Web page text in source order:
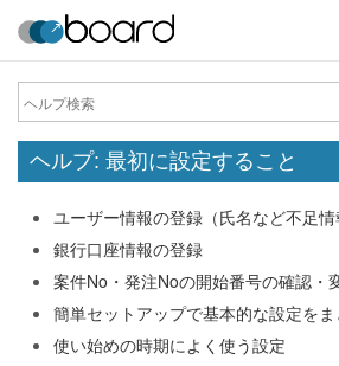
ヘルプ: 最初に設定すること
ユーザー情報の登録（氏名など不足情
銀行口座情報の登録
案件No・発注Noの開始番号の確認・
簡単セットアップで基本的な設定を
使い始めの時期によく使う設定